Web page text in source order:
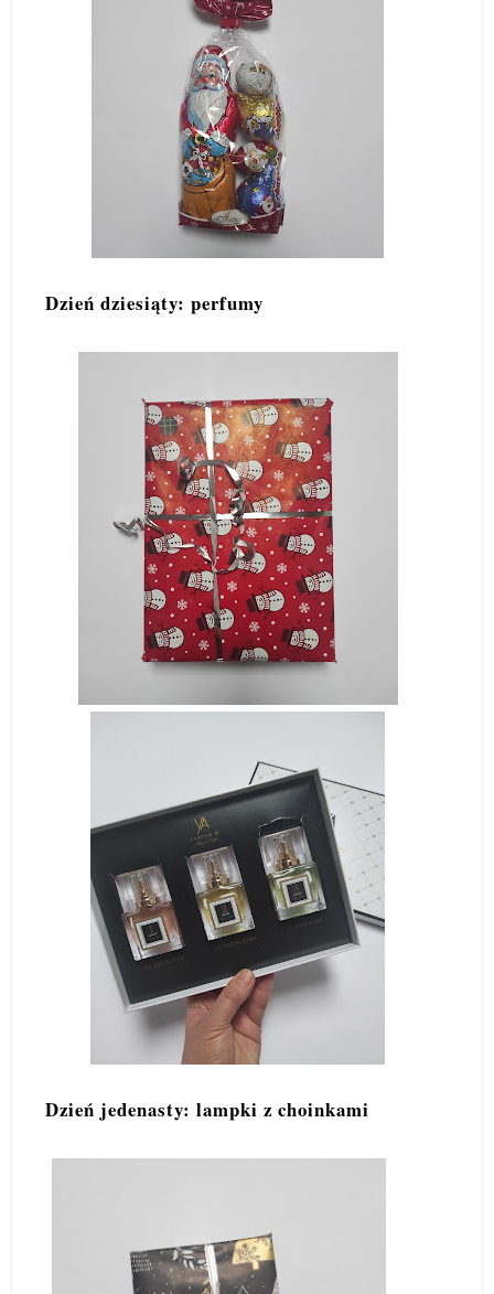
Dzień dziesiąty: perfumy
Dzień jedenasty: lampki z choinkami